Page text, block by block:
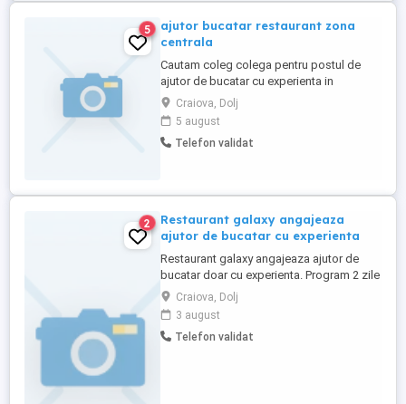
5
ajutor bucatar restaurant zona
centrala
Cautam coleg colega pentru postul de
ajutor de bucatar cu experienta in
bucatarie. Detalii la nr. tel.:
Craiova, Dolj
5 august
Telefon validat
2
Restaurant galaxy angajeaza
ajutor de bucatar cu experienta
Restaurant galaxy angajeaza ajutor de
bucatar doar cu experienta. Program 2 zile
libere, 2 zile lucrate, carte de munca
obligatoriu. Detalii telefonic
Craiova, Dolj
3 august
Telefon validat